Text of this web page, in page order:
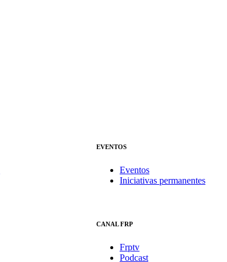
EVENTOS
Eventos
Iniciativas permanentes
CANAL FRP
Frptv
Podcast